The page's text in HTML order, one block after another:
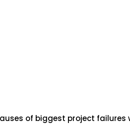
of biggest project